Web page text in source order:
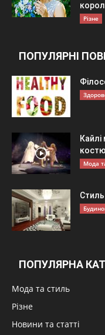
Різне
ПОПУЛЯРНІ
Кайлі
Мода
Стиль
ПОПУЛЯРНА
Мода та стиль
Різне
Новини та статті